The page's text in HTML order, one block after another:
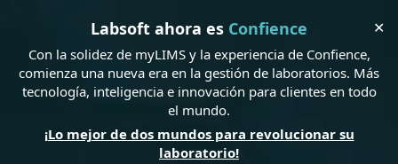
Labsoft ahora es Confience
Con la solidez de myLIMS y la experiencia de Confience,
comienza una nueva era en la gestión de laboratorios. Más
tecnología, inteligencia e innovación para clientes en todo
el mundo.
¡Lo mejor de dos mundos para revolucionar su
laboratorio!
✕